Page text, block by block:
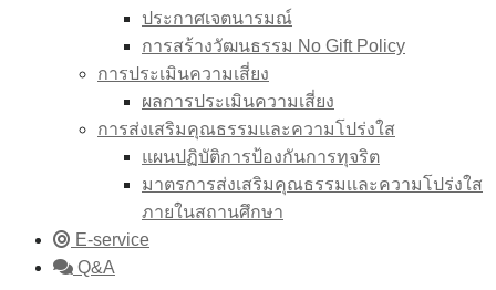
ประกาศเจตนารมณ์
การสร้างวัฒนธรรม No Gift Policy
การประเมินความเสี่ยง
ผลการประเมินความเสี่ยง
การส่งเสริมคุณธรรมและความโปร่งใส
แผนปฏิบัติการป้องกันการทุจริต
มาตรการส่งเสริมคุณธรรมเเละความโปร่งใส
ภายในสถานศึกษา
E-service
Q&A